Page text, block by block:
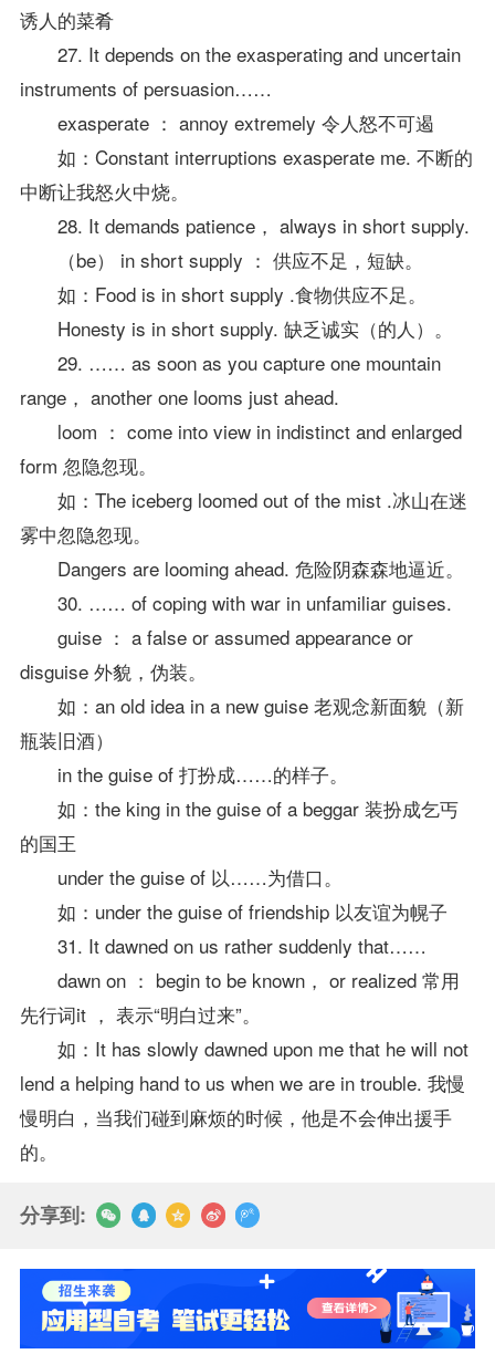
诱人的菜肴
27. It depends on the exasperating and uncertain
instruments of persuasion……
exasperate ： annoy extremely 令人怒不可遏
如：Constant interruptions exasperate me. 不断的
中断让我怒火中烧。
28. It demands patience， always in short supply.
（be） in short supply ： 供应不足，短缺。
如：Food is in short supply .食物供应不足。
Honesty is in short supply. 缺乏诚实（的人）。
29. …… as soon as you capture one mountain
range， another one looms just ahead.
loom ： come into view in indistinct and enlarged
form 忽隐忽现。
如：The iceberg loomed out of the mist .冰山在迷
雾中忽隐忽现。
Dangers are looming ahead. 危险阴森森地逼近。
30. …… of coping with war in unfamiliar guises.
guise ： a false or assumed appearance or
disguise 外貌，伪装。
如：an old idea in a new guise 老观念新面貌（新
瓶装旧酒）
in the guise of 打扮成……的样子。
如：the king in the guise of a beggar 装扮成乞丐
的国王
under the guise of 以……为借口。
如：under the guise of friendship 以友谊为幌子
31. It dawned on us rather suddenly that……
dawn on ： begin to be known， or realized 常用
先行词it ， 表示“明白过来”。
如：It has slowly dawned upon me that he will not
lend a helping hand to us when we are in trouble. 我慢
慢明白，当我们碰到麻烦的时候，他是不会伸出援手
的。
分享到: